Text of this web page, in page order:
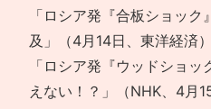
「ロシア発『合板ショッ
及」（4月14日、東洋経済）
「ロシア発『ウッドショ
えない！？」（NHK、4月15